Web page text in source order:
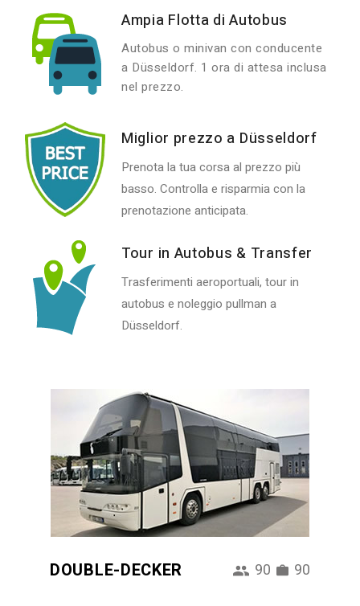
Ampia Flotta di Autobus
Autobus o minivan con conducente
a Düsseldorf. 1 ora di attesa inclusa
nel prezzo.
Miglior prezzo a Düsseldorf
Prenota la tua corsa al prezzo più
basso. Controlla e risparmia con la
prenotazione anticipata.
Tour in Autobus & Transfer
Trasferimenti aeroportuali, tour in
autobus e noleggio pullman a
Düsseldorf.
DOUBLE-DECKER 90 90